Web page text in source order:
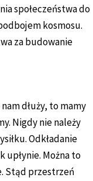
społeczeństwa do
kosmosu.
za budowanie
dłuży, to mamy
Nigdy nie należy
Odkładanie
upłynie. Można to
Stąd przestrzeń